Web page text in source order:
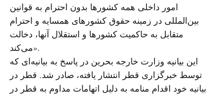
امور داخلی همه کشورها بدون احترام به قوانین
بین‌المللی در زمینه حقوق کشورهای همسایه و احترام
متقابل به حاکمیت کشورها و استقلال آنها، دخالت
می‌کند».
این بیانیه وزارت خارجه بحرین در پاسخ به بیانیه‌ای که
توسط خبرگزاری قطر انتشار یافته، صادر شد. قطر در
بیانیه خود اقدام منامه به دلیل اتهامات مداوم به قطر در